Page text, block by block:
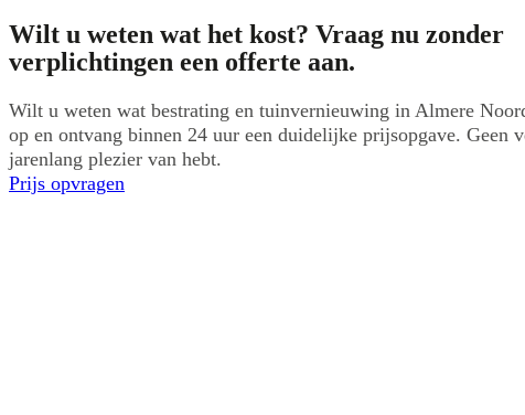
Wilt u weten wat het kost? Vraag nu zonder
verplichtingen een offerte aan.
Wilt u weten wat bestrating en tuinvernieuwing in Almere
op en ontvang binnen 24 uur een duidelijke prijsopgave. Geen
jarenlang plezier van hebt.
Prijs opvragen